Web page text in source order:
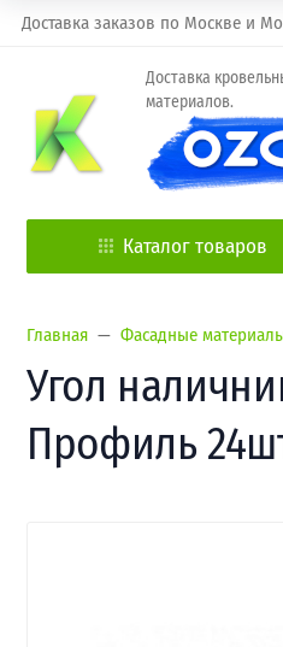
Доставка заказов по Москве и
Доставка
материалов.
Каталог товаров
Главная Фасадные
Угол
Профиль